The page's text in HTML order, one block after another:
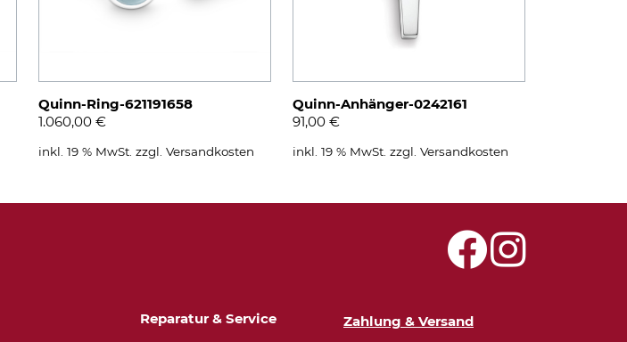
Quinn-Ring-621191658
1.060,00 €
inkl. 19 % MwSt. zzgl. Versandkosten
Quinn-Anhänger-0242161
91,00 €
inkl. 19 % MwSt. zzgl. Versandkosten
Reparatur & Service Zahlung & Versand